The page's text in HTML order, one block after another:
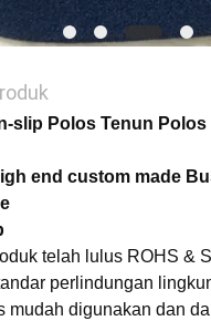
slip Polos Tenun Polos
end custom made
telah lulus ROHS &
perlindungan
mudah digunakan dan